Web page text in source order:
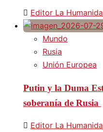
Editor La
Mundo
Rusia
Unión Europea
Putin y la Duma
soberanía de Rusia
Editor La